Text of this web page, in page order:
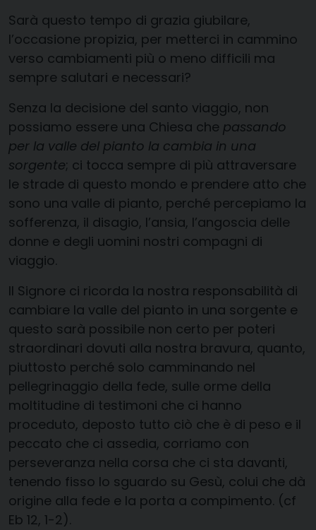
Sarà questo tempo di grazia giubilare,
l’occasione propizia, per metterci in cammino
verso cambiamenti più o meno difficili ma
sempre salutari e necessari?
Senza la decisione del santo viaggio, non
possiamo essere una Chiesa che passando
per la valle del pianto la cambia in una
sorgente; ci tocca sempre di più attraversare
le strade di questo mondo e prendere atto che
sono una valle di pianto, perché percepiamo la
sofferenza, il disagio, l’ansia, l’angoscia delle
donne e degli uomini nostri compagni di
viaggio.
Il Signore ci ricorda la nostra responsabilità di
cambiare la valle del pianto in una sorgente e
questo sarà possibile non certo per poteri
straordinari dovuti alla nostra bravura, quanto,
piuttosto perché solo camminando nel
pellegrinaggio della fede, sulle orme della
moltitudine di testimoni che ci hanno
proceduto, deposto tutto ciò che è di peso e il
peccato che ci assedia, corriamo con
perseveranza nella corsa che ci sta davanti,
tenendo fisso lo sguardo su Gesù, colui che dà
origine alla fede e la porta a compimento. (cf
Eb 12, 1-2).